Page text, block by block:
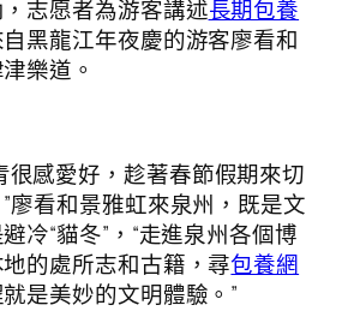
志愿者為游客講述長期包養
黑龍江年夜慶的游客廖看和
樂道。
很感愛好，趁著春節假期來切
廖看和景雅虹來泉州，既是文
冷“貓冬”，“走進泉州各個博
的處所志和古籍，尋包養網
是美妙的文明體驗。”